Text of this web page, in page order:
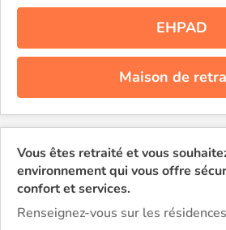
EHPAD
Maison de
Vous êtes retraité et vous
environnement qui vous offre
confort et services.
Renseignez-vous sur les